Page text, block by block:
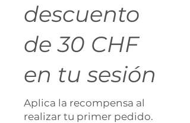
descuento
de 30 CHF
en tu sesión
Aplica la recompensa al
realizar tu primer pedido.